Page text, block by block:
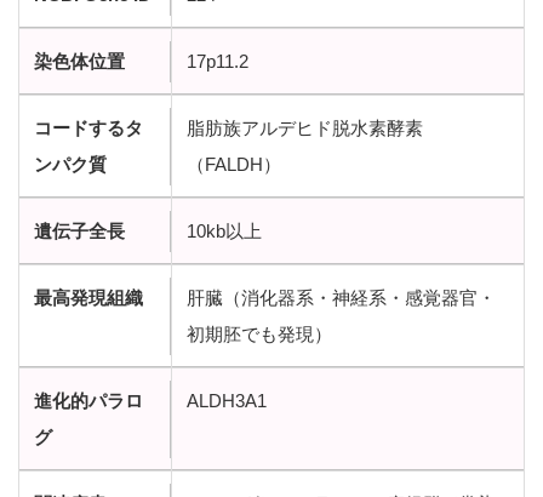
染色体位置 17p11.2
コードするタ
ンパク質
脂肪族アルデヒド脱水素酵素
（FALDH）
遺伝子全長 10kb以上
最高発現組織
肝臓（消化器系・神経系・感覚器官・
初期胚でも発現）
進化的パラロ
グ
ALDH3A1